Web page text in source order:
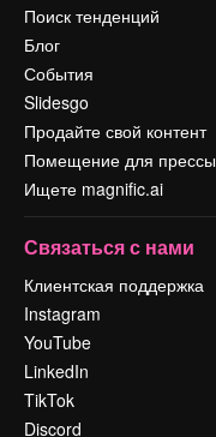
Поиск тенденций
Блог
События
Slidesgo
Продайте свой контент
Помещение для прессы
Ищете magnific.ai
Связаться с нами
Клиентская поддержка
Instagram
YouTube
LinkedIn
TikTok
Discord